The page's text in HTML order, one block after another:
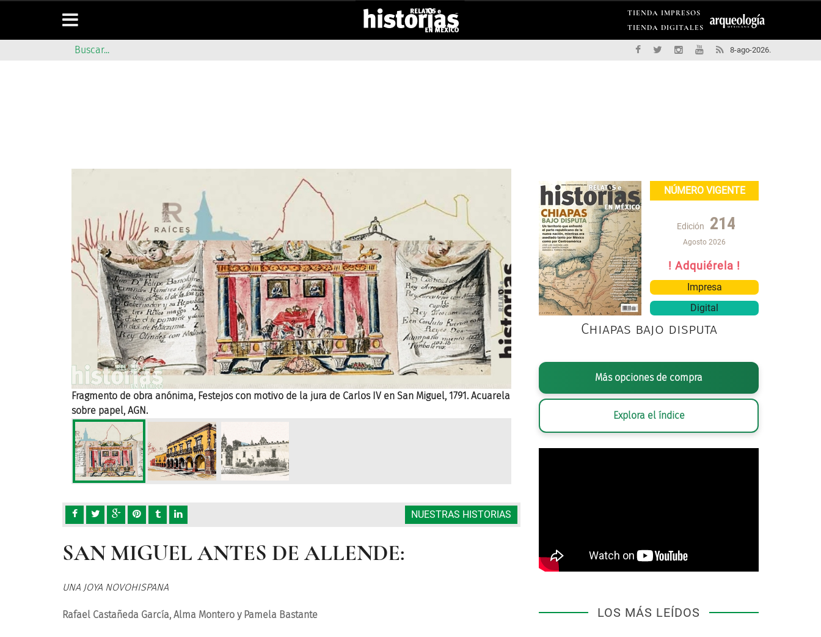
TIENDA IMPRESOS
TIENDA DIGITALES
8-ago-2026.
Fragmento de obra anónima, Festejos con motivo de la jura de Carlos IV en San Miguel, 1791. Acuarela
sobre papel, AGN.
Hacienda de San José de la Quemada. Elaboración propia | todos los
NUESTRAS HISTORIAS
SAN MIGUEL ANTES DE ALLENDE:
UNA JOYA NOVOHISPANA
Rafael Castañeda García, Alma Montero y Pamela Bastante
NÚMERO VIGENTE
Edición 214
Agosto 2026
! Adquiérela !
Impresa
Digital
Chiapas bajo disputa
Más opciones de compra
Explora el índice
LOS MÁS LEÍDOS